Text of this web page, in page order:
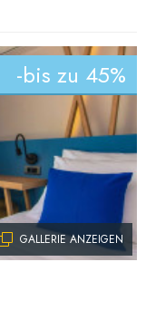
-bis zu 45%
GALLERIE ANZEIGEN